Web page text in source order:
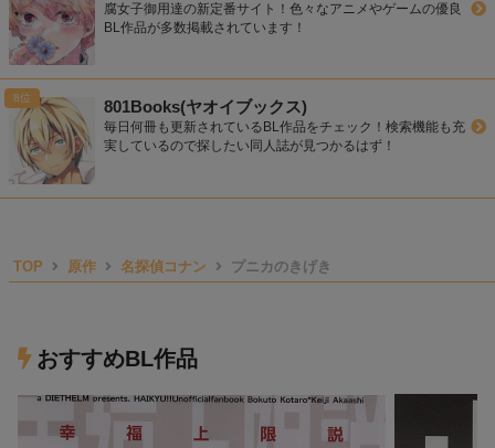
腐女子御用達の新定番サイト！色々なアニメやゲームの優良
BL作品が多数掲載されています！
801Books(ヤオイブックス)
毎日何冊も更新されているBL作品をチェック！検索機能も充
実しているので探したい同人誌が見つかるはず！
TOP 原作 名探偵コナン プニカのきげき
おすすめBL作品